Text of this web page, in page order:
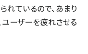
れているので、あまり
ユーザーを疲れさせる